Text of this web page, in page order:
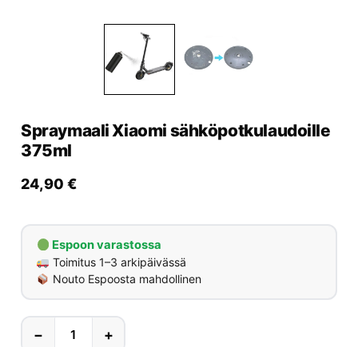
Varaa huolto
Spraymaali Xiaomi sähköpotkulaudoille
375ml
24,90 €
Espoon varastossa
Toimitus 1–3 arkipäivässä
Nouto Espoosta mahdollinen
− +